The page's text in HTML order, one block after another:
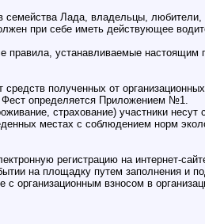
Лада, владельцы, любители,
при себе иметь действующее
правила, устанавливаемые
полученных от
Фест определяется Приложением №1.
страхование) участники несут
местах с соблюдением норм
регистрацию на интернет-
на площадку путем заполнения и
организационным взносом в